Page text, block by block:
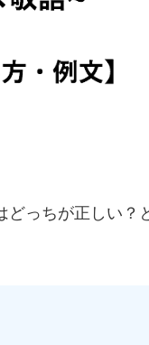
どっちが正しい？